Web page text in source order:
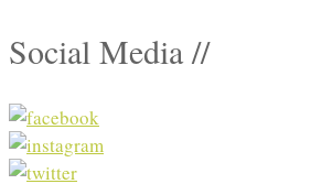
Social Media //